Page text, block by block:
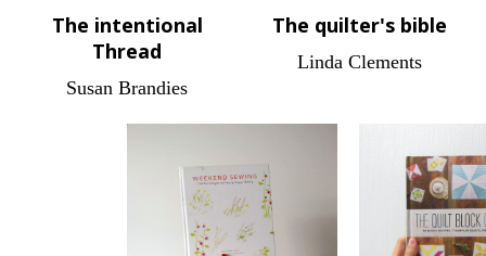
The intentional
Thread
Susan Brandies
The quilter's bible
Linda Clements